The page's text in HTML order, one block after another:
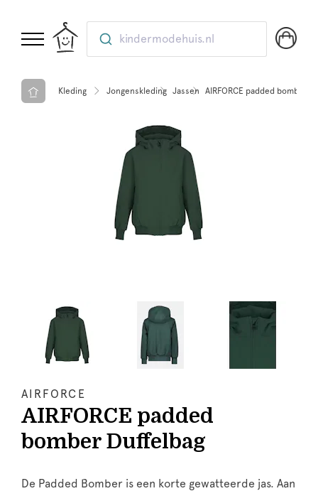
kindermodehuis.nl
Kleding Jongenskleding Jassen AIRFORCE padded bomber
AIRFORCE
AIRFORCE padded
bomber Duffelbag
De Padded Bomber is een korte gewatteerde jas. Aan